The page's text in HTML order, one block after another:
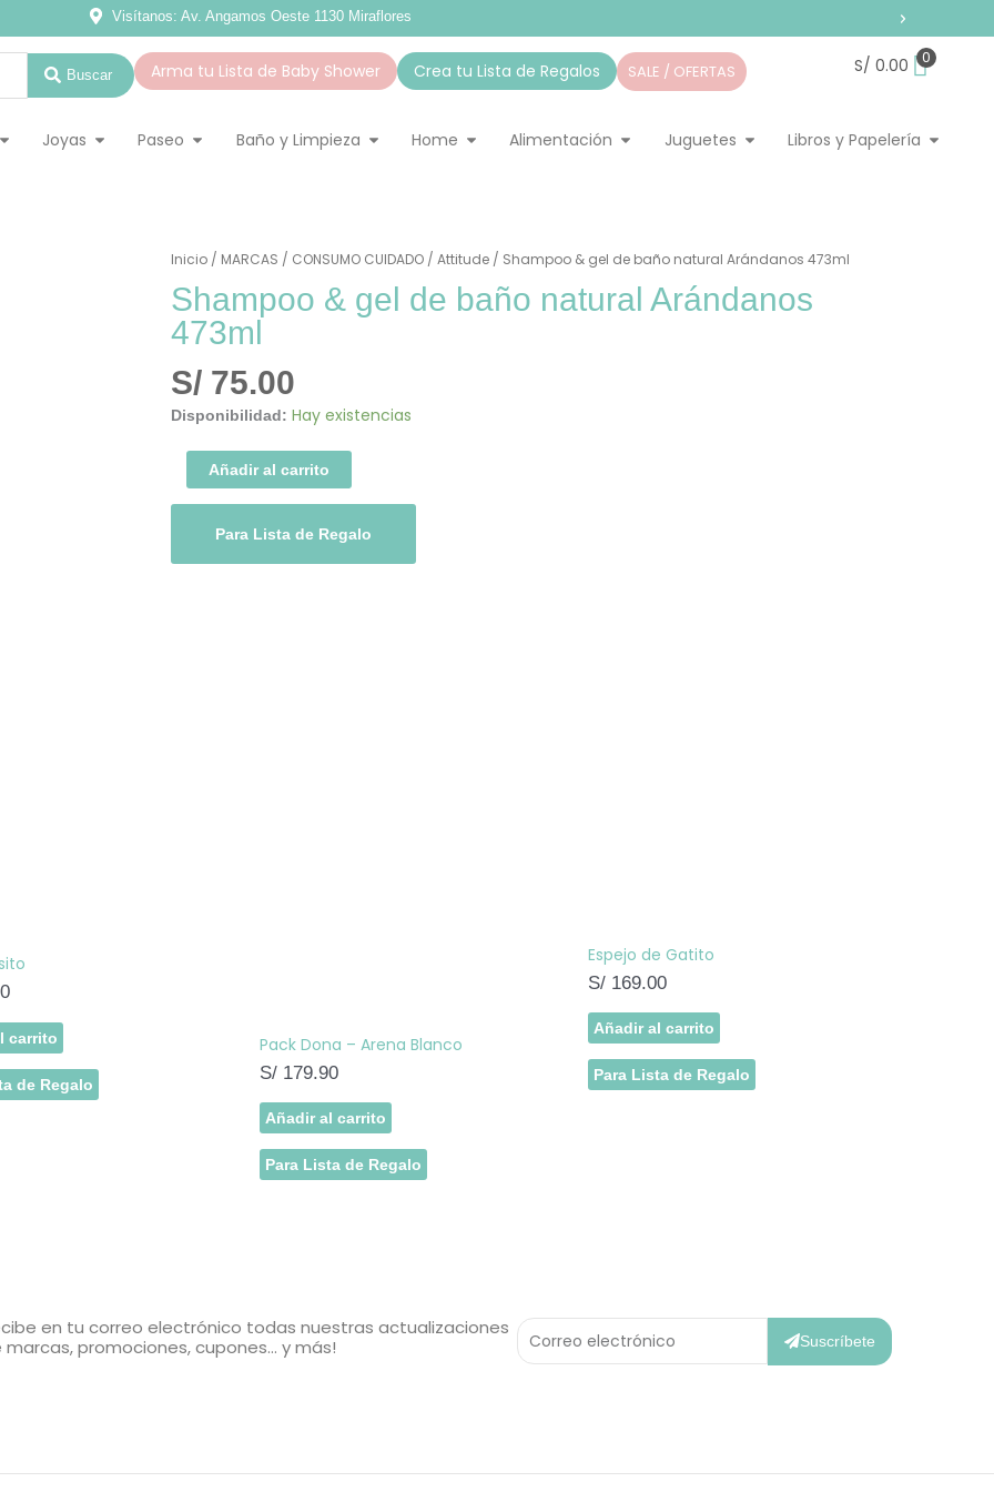
Visítanos: Av. Angamos Oeste 1130 Miraflores
Buscar Arma tu Lista de Baby Shower Crea tu Lista de Regalos SALE / OFERTAS S/ 0.00 0
Infantil
Abrir Accesorios
Joyas Abrir Joyas
Paseo Abrir PaseoBaño y Limpieza Abrir Baño y Limpieza
Home Abrir HomeAlimentación Abrir Alimentación
Juguetes Abrir Juguetes
Libros y Papelería Abrir
Inicio / MARCAS / CONSUMO CUIDADO /Attitude / Shampoo & gel de baño natural Arándanos 473ml
Shampoo & gel de baño natural Arándanos
473ml
S/ 75.00
Disponibilidad: Hay existencias
Shampoo
gel
de
baño
natural
473ml
cantidad
Añadir al carrito
Para Lista de Regalo
carrito
de Regalo
Pack Dona – Arena Blanco
S/ 179.90
Añadir al carrito
Para Lista de Regalo
Espejo de Gatito
S/ 169.00
Añadir al carrito
Para Lista de Regalo
en tu correo electrónico todas nuestras actualizaciones
marcas, promociones, cupones... y más!
Correo
Electrónico
Suscríbete